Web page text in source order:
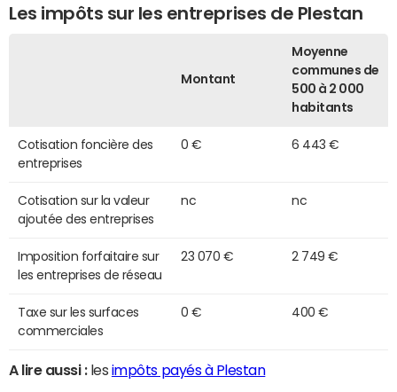
Les impôts sur les entreprises de Plestan
Montant
Moyenne
communes de
500 à 2 000
habitants
Cotisation foncière des
entreprises
0 € 6 443 €
Cotisation sur la valeur
ajoutée des entreprises
nc nc
Imposition forfaitaire sur
les entreprises de réseau
23 070 € 2 749 €
Taxe sur les surfaces
commerciales
0 € 400 €
A lire aussi :les impôts payés à Plestan